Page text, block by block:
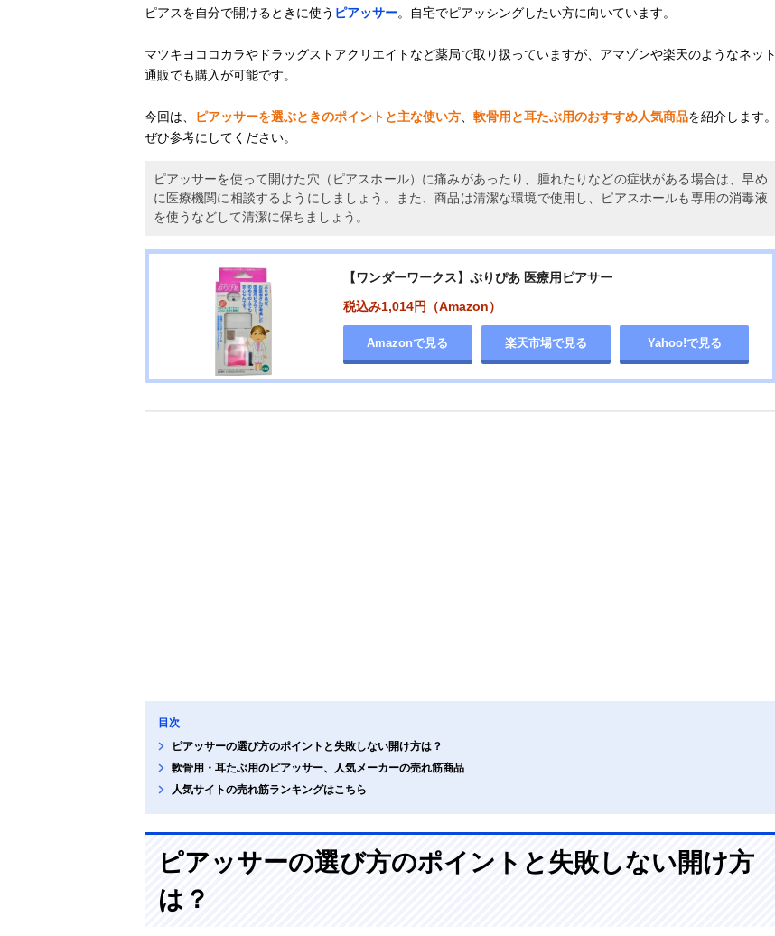
ピアスを自分で開けるときに使う ピアッサー。自宅でピアッシングしたい方に向いています。
マツキヨココカラやドラッグストアクリエイトなど薬局で取り扱っていますが、アマゾンや楽天のようなネット
通販でも購入が可能です。
今回は、 ピアッサーを選ぶときのポイントと主な使い方、 軟骨用と耳たぶ用のおすすめ人気商品を紹介します。
ぜひ参考にしてください。
ピアッサーを使って開けた穴（ピアスホール）に痛みがあったり、腫れたりなどの症状がある場合は、早め
に医療機関に相談するようにしましょう。また、商品は清潔な環境で使用し、ピアスホールも専用の消毒液
を使うなどして清潔に保ちましょう。
【ワンダーワークス】ぷりぴあ 医療用ピアサー
税込み1,014円（Amazon）
Amazonで見る 楽天市場で見る Yahoo!で見る
目次
ピアッサーの選び方のポイントと失敗しない開け方は？
軟骨用・耳たぶ用のピアッサー、人気メーカーの売れ筋商品
人気サイトの売れ筋ランキングはこちら
ピアッサーの選び方のポイントと失敗しない開け方
は？